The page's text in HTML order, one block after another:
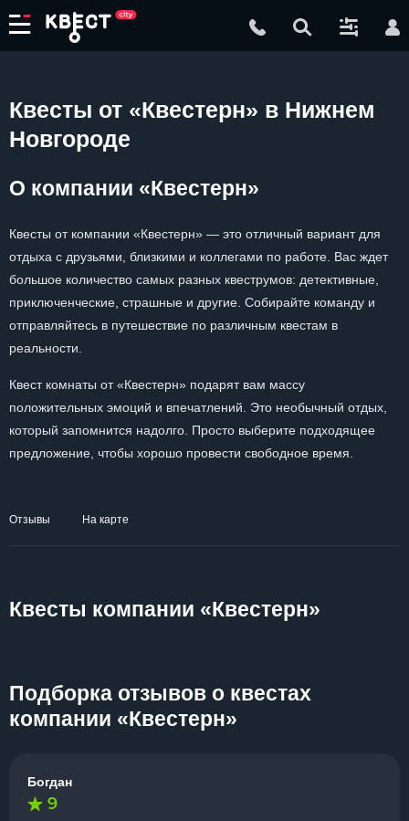
Квесты от «Квестерн» в Нижнем
Новгороде
О компании «Квестерн»
Квесты от компании «Квестерн» — это отличный вариант для
отдыха с друзьями, близкими и коллегами по работе. Вас ждет
большое количество самых разных квеструмов: детективные,
приключенческие, страшные и другие. Собирайте команду и
отправляйтесь в путешествие по различным квестам в
реальности.
Квест комнаты от «Квестерн» подарят вам массу
положительных эмоций и впечатлений. Это необычный отдых,
который запомнится надолго. Просто выберите подходящее
предложение, чтобы хорошо провести свободное время.
Отзывы На карте
Квесты компании «Квестерн»
Подборка отзывов о квестах
компании «Квестерн»
Богдан
9